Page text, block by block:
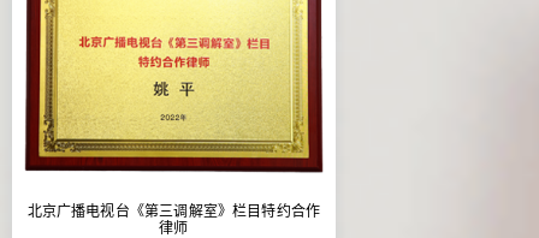
北京广播电视台《第三调解室》栏目特约合作
律师